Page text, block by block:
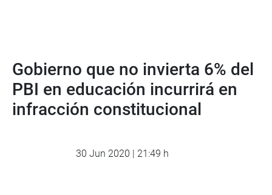
Gobierno que no invierta 6% del
PBI en educación incurrirá en
infracción constitucional
30 Jun 2020 | 21:49 h